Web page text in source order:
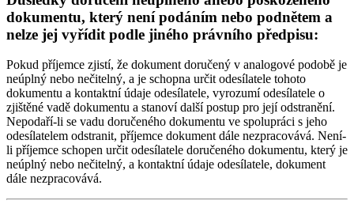
dokumentu, který není podáním nebo podnětem a
nelze jej vyřídit podle jiného právního předpisu:
Pokud příjemce zjistí, že dokument doručený v analogové podobě je
neúplný nebo nečitelný, a je schopna určit odesílatele tohoto
dokumentu a kontaktní údaje odesílatele, vyrozumí odesílatele o
zjištěné vadě dokumentu a stanoví další postup pro její odstranění.
Nepodaří-li se vadu doručeného dokumentu ve spolupráci s jeho
odesílatelem odstranit, příjemce dokument dále nezpracovává. Není-
li příjemce schopen určit odesílatele doručeného dokumentu, který je
neúplný nebo nečitelný, a kontaktní údaje odesílatele, dokument
dále nezpracovává.